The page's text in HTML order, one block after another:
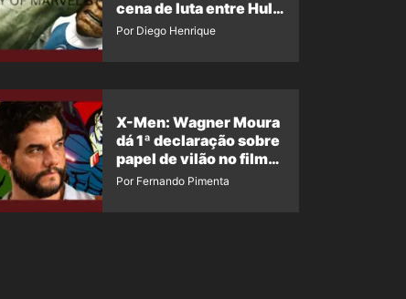
cena de luta entre Hulk
e o Coisa
Por Diego Henrique
X-Men: Wagner Moura
dá 1ª declaração sobre
papel de vilão no filme
da Marvel
Por Fernando Pimenta